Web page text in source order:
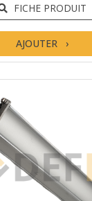
FICHE PRODUIT
AJOUTER